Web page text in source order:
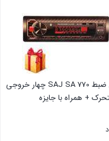
پخش ضبط SAJ SA 770 چهار خروجی
+ همراه با جایزه